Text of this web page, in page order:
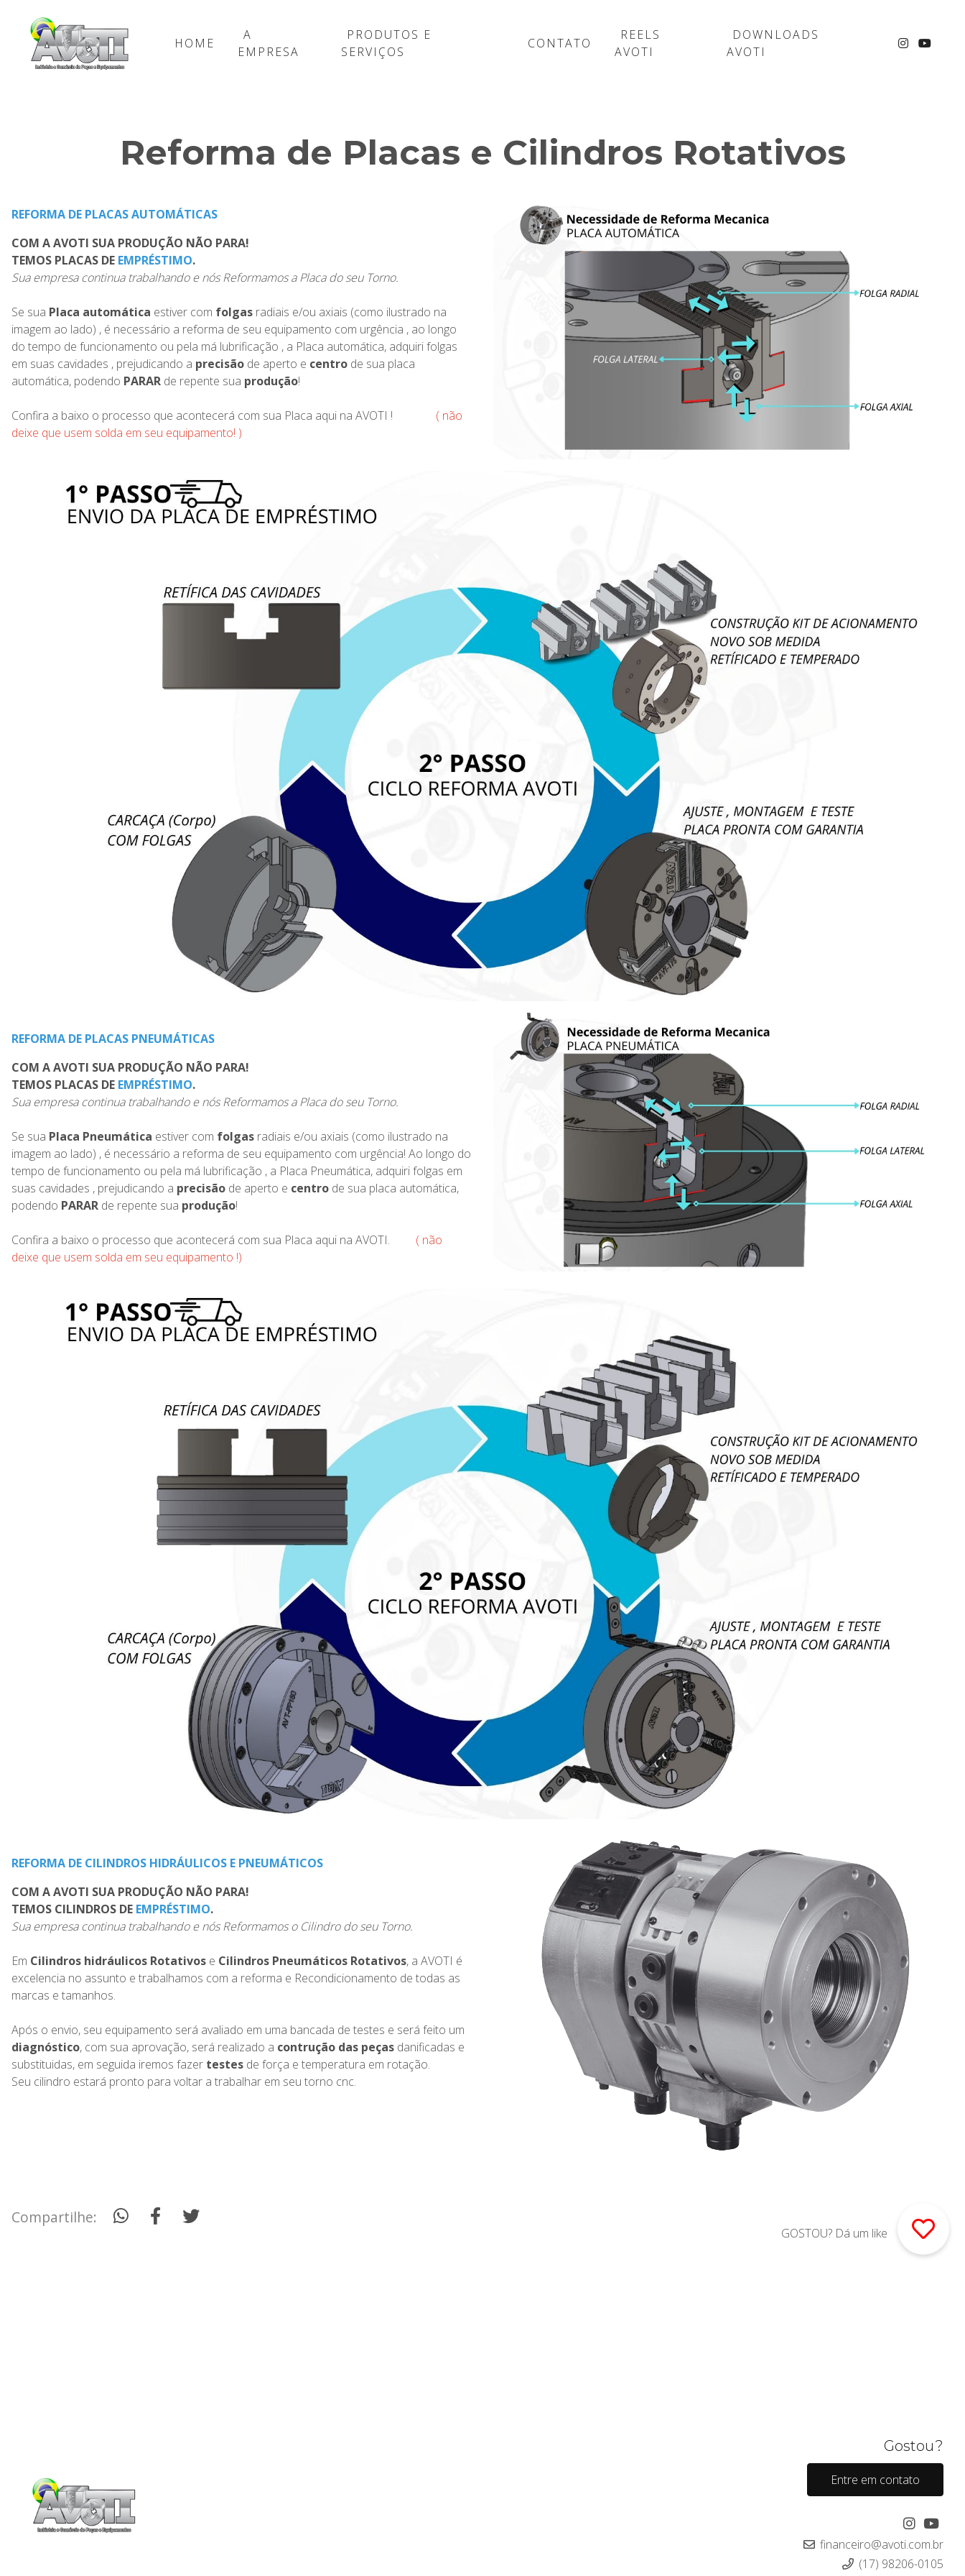
HOME
A
EMPRESA
PRODUTOS E
SERVIÇOS
CONTATO
REELS
AVOTI
DOWNLOADS
AVOTI
Reforma de Placas e Cilindros Rotativos
REFORMA DE PLACAS AUTOMÁTICAS
COM A AVOTI SUA PRODUÇÃO NÃO PARA!
TEMOS PLACAS DE EMPRÉSTIMO.
Sua empresa continua trabalhando e nós Reformamos a Placa do seu Torno.
Se sua Placa automática estiver com folgas radiais e/ou axiais (como ilustrado na
imagem ao lado) , é necessário a reforma de seu equipamento com urgência , ao longo
do tempo de funcionamento ou pela má lubrificação , a Placa automática, adquiri folgas
em suas cavidades , prejudicando a precisão de aperto e centro de sua placa
automática, podendo PARAR de repente sua produção!
Confira a baixo o processo que acontecerá com sua Placa aqui na AVOTI !
( não
deixe que usem solda em seu equipamento! )
REFORMA DE PLACAS PNEUMÁTICAS
COM A AVOTI SUA PRODUÇÃO NÃO PARA!
TEMOS PLACAS DE EMPRÉSTIMO.
Sua empresa continua trabalhando e nós Reformamos a Placa do seu Torno.
Se sua Placa Pneumática estiver com folgas radiais e/ou axiais (como ilustrado na
imagem ao lado) , é necessário a reforma de seu equipamento com urgência! Ao longo do
tempo de funcionamento ou pela má lubrificação , a Placa Pneumática, adquiri folgas em
suas cavidades , prejudicando a precisão de aperto e centro de sua placa automática,
podendo PARAR de repente sua produção!
Confira a baixo o processo que acontecerá com sua Placa aqui na AVOTI. ( não
deixe que usem solda em seu equipamento !)
REFORMA DE CILINDROS HIDRÁULICOS E PNEUMÁTICOS
COM A AVOTI SUA PRODUÇÃO NÃO PARA!
TEMOS CILINDROS DE EMPRÉSTIMO.
Sua empresa continua trabalhando e nós Reformamos o Cilindro do seu Torno.
Em Cilindros hidráulicos Rotativos e Cilindros Pneumáticos Rotativos, a AVOTI é
excelencia no assunto e trabalhamos com a reforma e Recondicionamento de todas as
marcas e tamanhos.
Após o envio, seu equipamento será avaliado em uma bancada de testes e será feito um
diagnóstico, com sua aprovação, será realizado a contrução das peças danificadas e
substituidas, em seguida iremos fazer testes de força e temperatura em rotação.
Seu cilindro estará pronto para voltar a trabalhar em seu torno cnc.
Compartilhe:
GOSTOU? Dá um like
Gostou?
Entre em contato
financeiro@avoti.com.br
(17) 98206-0105